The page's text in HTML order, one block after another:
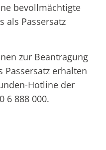
bevollmächtigte
als Passersatz
zur Beantragung
Passersatz erhalten
Hotline der
6 888 000.